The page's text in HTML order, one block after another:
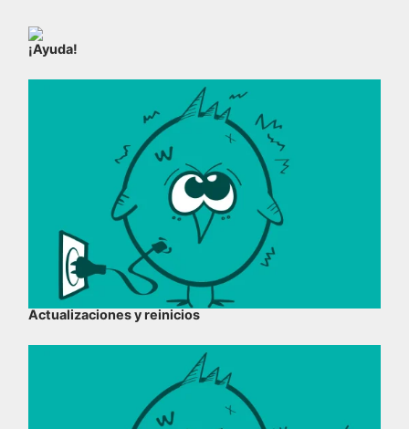
¡Ayuda!
Actualizaciones y reinicios